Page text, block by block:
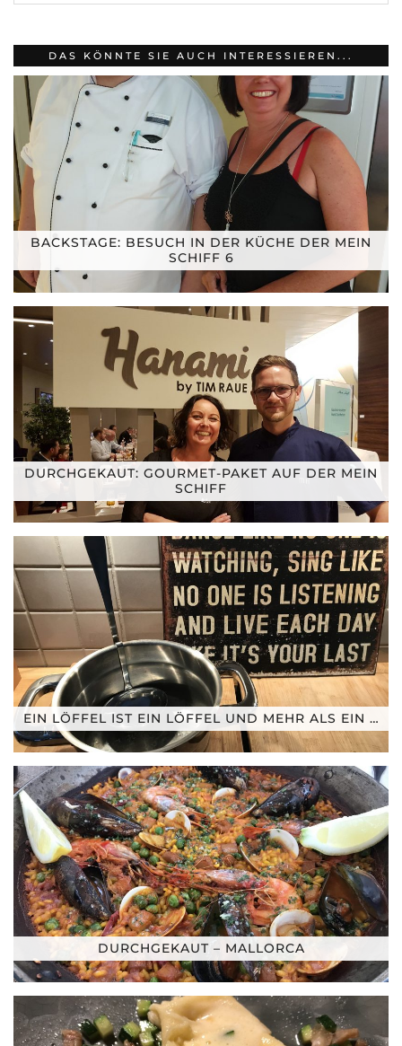
DAS KÖNNTE SIE AUCH INTERESSIEREN...
BACKSTAGE: BESUCH IN DER KÜCHE DER MEIN
SCHIFF 6
DURCHGEKAUT: GOURMET-PAKET AUF DER MEIN
SCHIFF
EIN LÖFFEL IST EIN LÖFFEL UND MEHR ALS EIN …
DURCHGEKAUT – MALLORCA